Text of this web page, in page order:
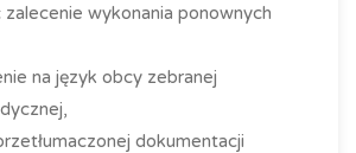
wykonania ponownych
na język obcy zebranej
dokumentacji